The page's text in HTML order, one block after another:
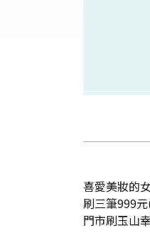
喜愛美妝的
刷三筆999
門市刷玉山